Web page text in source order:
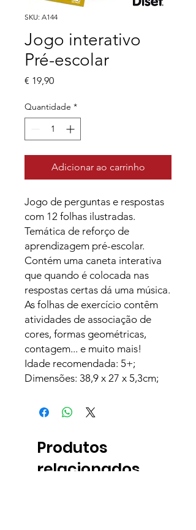
SKU: A144
Jogo interativo
Pré-escolar
€ 19,90Preço
Quantidade *
Adicionar ao carrinho
Jogo de perguntas e respostas
com 12 folhas ilustradas.
Temática de reforço de
aprendizagem pré-escolar.
Contém uma caneta interativa
que quando é colocada nas
respostas certas dá uma música.
As folhas de exercício contêm
atividades de associação de
cores, formas geométricas,
contagem... e muito mais!
Idade recomendada: 5+;
Dimensões: 38,9 x 27 x 5,3cm;
Produtos
relacionados